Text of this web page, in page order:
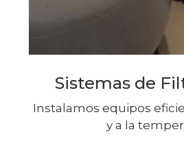
Sistemas de
Instalamos equipos
y a la